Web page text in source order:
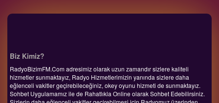
Biz Kimiz?
RadyoBizimFM.Com adresimiz olarak uzun zamandır sizlere kaliteli
hizmetler sunmaktayız, Radyo Hizmetlerimizin yanında sizlere daha
eğlenceli vakitler geçirebileceğiniz, okey oyunu hizmeti de sunmaktayız.
Sohbet Uygulamamız ile de Rahatlıkla Online olarak Sohbet Edebilirsiniz.